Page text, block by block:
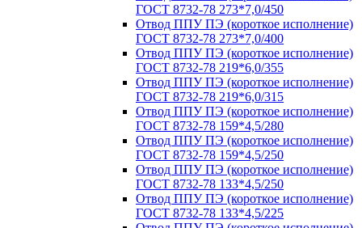
ГОСТ 8732-78 273*7,0/450
Отвод ППУ ПЭ (короткое исполнение)
ГОСТ 8732-78 273*7,0/400
Отвод ППУ ПЭ (короткое исполнение)
ГОСТ 8732-78 219*6,0/355
Отвод ППУ ПЭ (короткое исполнение)
ГОСТ 8732-78 219*6,0/315
Отвод ППУ ПЭ (короткое исполнение)
ГОСТ 8732-78 159*4,5/280
Отвод ППУ ПЭ (короткое исполнение)
ГОСТ 8732-78 159*4,5/250
Отвод ППУ ПЭ (короткое исполнение)
ГОСТ 8732-78 133*4,5/250
Отвод ППУ ПЭ (короткое исполнение)
ГОСТ 8732-78 133*4,5/225